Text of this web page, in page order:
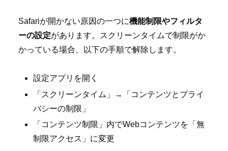
Safariが開かない原因の一つに機能制限やフィルタ
ーの設定があります。スクリーンタイムで制限がか
かっている場合、以下の手順で解除します。
設定アプリを開く
「スクリーンタイム」→「コンテンツとプライ
バシーの制限」
「コンテンツ制限」内でWebコンテンツを「無
制限アクセス」に変更